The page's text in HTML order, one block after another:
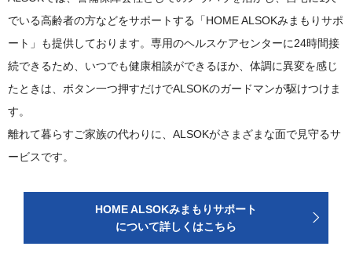
でいる高齢者の方などをサポートする「HOME ALSOKみまもりサポ
ート」も提供しております。専用のヘルスケアセンターに24時間接
続できるため、いつでも健康相談ができるほか、体調に異変を感じ
たときは、ボタン一つ押すだけでALSOKのガードマンが駆けつけま
す。
離れて暮らすご家族の代わりに、ALSOKがさまざまな面で見守るサ
ービスです。
HOME ALSOKみまもりサポート
について詳しくはこちら